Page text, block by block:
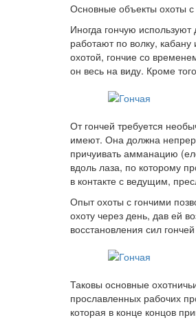
Основные объекты охоты
Иногда гончую
работают по волку,
охотой, гончие со
он весь на виду. Кроме
От гончей требуется
имеют. Она должна
причуивать амманацию
вдоль лаза, по которому
в контакте с ведущим,
Опыт охоты с гончими
охоту через день, дав ей
восстановления сил
Таковы основные
прославленных рабочих
которая в конце концов